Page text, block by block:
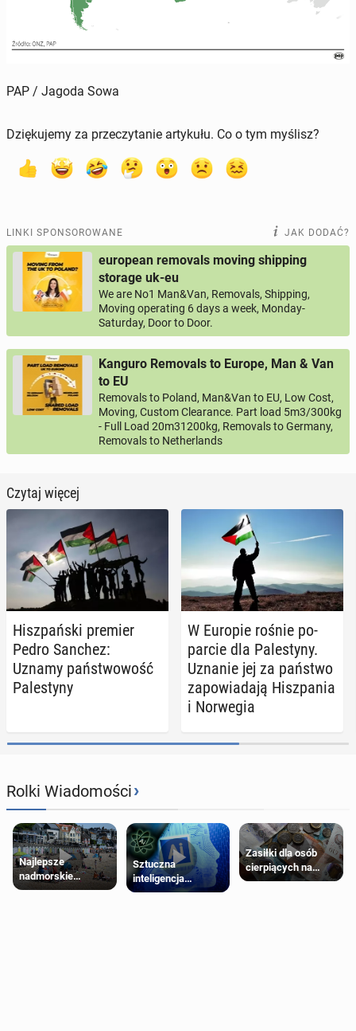
PAP / Jagoda Sowa
Dziękujemy za przeczytanie artykułu. Co o tym myślisz?
LINKI SPONSOROWANE JAK DODAĆ?
european removals moving shipping
storage uk-eu
We are No1 Man&Van, Removals, Shipping,
Moving operating 6 days a week, Monday-
Saturday, Door to Door.
Kanguro Removals to Europe, Man & Van
to EU
Removals to Poland, Man&Van to EU, Low Cost,
Moving, Custom Clearance. Part load 5m3/300kg
- Full Load 20m31200kg, Removals to Germany,
Removals to Netherlands
Czytaj więcej
Hisz­pań­ski premier
Pedro Sanchez:
Uznamy pań­stwo­wość
Pa­le­sty­ny
W Europie rośnie po­
par­cie dla Pa­le­sty­ny.
Uznanie jej za państwo
za­po­wia­da­ją Hisz­pa­nia
i Nor­we­gia
Rolki Wiadomości›
Najlepsze
nadmorskie
miasteczko blisko
Sztuczna
inteligencja
próbowała oszukać
Zasiłki dla osób
cierpiących na
schorzenia